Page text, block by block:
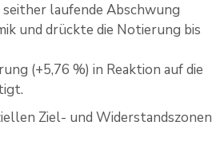
laufende Abschwung
und drückte die Notierung bis
(+5,76 %) in Reaktion auf die
Ziel- und Widerstandszonen